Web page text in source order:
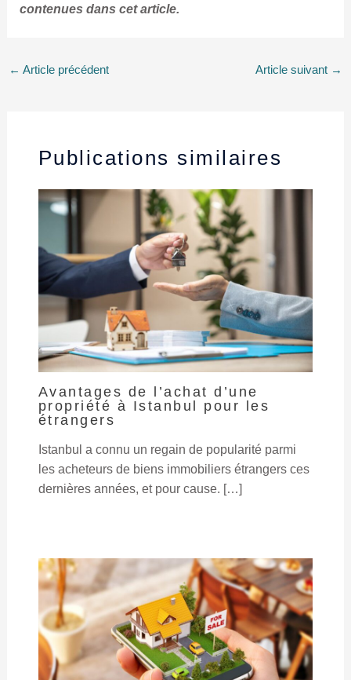
contenues dans cet article.
← Article précédent Article suivant →
Publications similaires
Avantages de l’achat d’une
propriété à Istanbul pour les
étrangers
Istanbul a connu un regain de popularité parmi
les acheteurs de biens immobiliers étrangers ces
dernières années, et pour cause. […]